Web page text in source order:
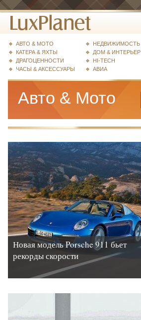
АВТО & МОТО
КАТЕРА & ЯХТЫ
ДРАГОЦЕННОСТИ
ЧАСЫ & АКСЕССУАРЫ
НЕДВИЖИМОСТЬ
ДОМ & ИНТЕРЬЕР
HI-TECH
АВИА
Авто & Мото
Новая модель Porsche 911 бьет
рекорды скорости